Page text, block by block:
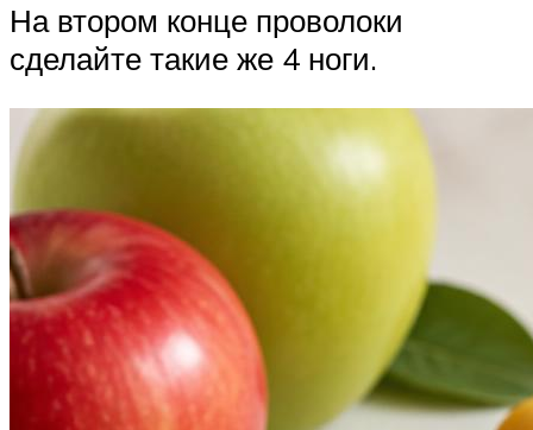
На втором конце проволоки
сделайте такие же 4 ноги.